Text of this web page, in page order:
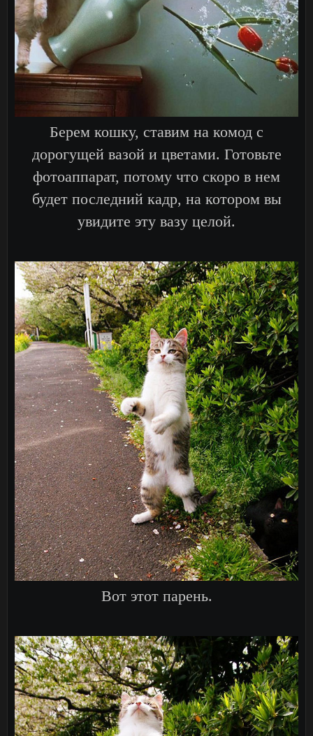
Берем кошку, ставим на комод с
дорогущей вазой и цветами. Готовьте
фотоаппарат, потому что скоро в нем
будет последний кадр, на котором вы
увидите эту вазу целой.
Вот этот парень.